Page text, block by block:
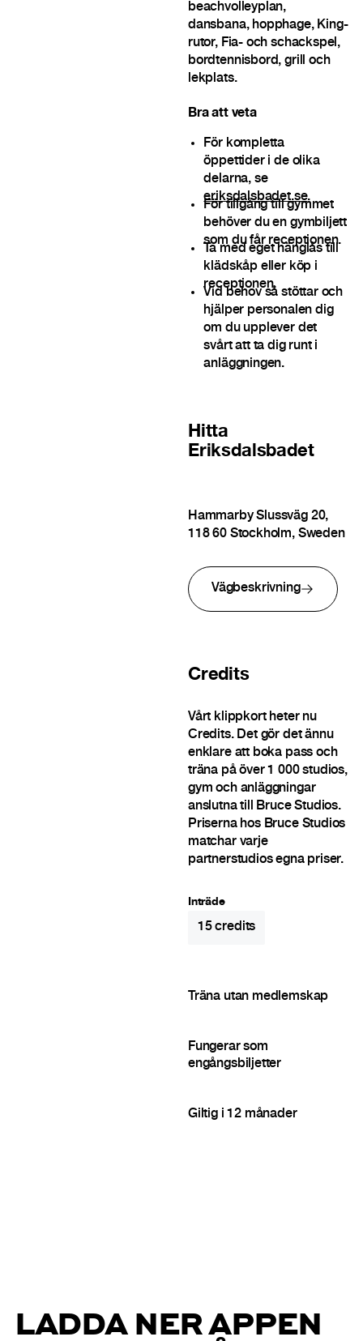
beachvolleyplan,
dansbana, hopphage, King-
rutor, Fia- och schackspel,
bordtennisbord, grill och
lekplats.
Bra att veta
För kompletta
öppettider i de olika
delarna, se
eriksdalsbadet.se.
För tillgång till gymmet
behöver du en gymbiljett
som du får receptionen.
Ta med eget hänglås till
klädskåp eller köp i
receptionen.
Vid behov så stöttar och
hjälper personalen dig
om du upplever det
svårt att ta dig runt i
anläggningen.
Hitta
Eriksdalsbadet
Hammarby Slussväg 20,
118 60 Stockholm, Sweden
Vägbeskrivning
Credits
Vårt klippkort heter nu
Credits. Det gör det ännu
enklare att boka pass och
träna på över 1 000 studios,
gym och anläggningar
anslutna till Bruce Studios.
Priserna hos Bruce Studios
matchar varje
partnerstudios egna priser.
Inträde
15credits
Träna utan medlemskap
Fungerar som
engångsbiljetter
Giltig i 12 månader
LADDA NER APPEN